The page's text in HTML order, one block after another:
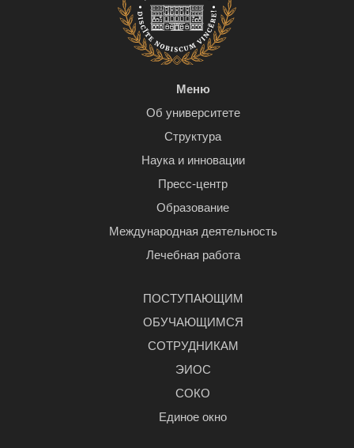
Меню
Об университете
Структура
Наука и инновации
Пресс-центр
Образование
Международная деятельность
Лечебная работа
ПОСТУПАЮЩИМ
ОБУЧАЮЩИМСЯ
СОТРУДНИКАМ
ЭИОС
СОКО
Единое окно